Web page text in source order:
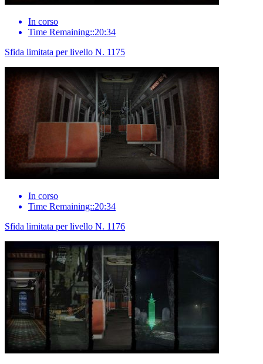
In corso
Time Remaining::20:34
Sfida limitata per livello N. 1175
In corso
Time Remaining::20:34
Sfida limitata per livello N. 1176